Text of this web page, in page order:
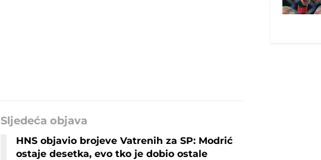
Sljedeća objava
HNS objavio brojeve Vatrenih za SP: Modrić
ostaje desetka, evo tko je dobio ostale